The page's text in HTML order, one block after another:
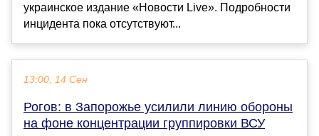
украинское издание «Новости Live». Подробности
инцидента пока отсутствуют...
13:00, 14 Сен
Рогов: в Запорожье усилили линию обороны
на фоне концентрации группировки ВСУ